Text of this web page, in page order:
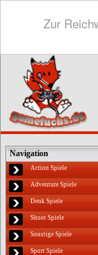
Zur
Navigation
Action Spiele
Adventure Spiele
Denk Spiele
Shoot Spiele
Sonstige Spiele
Sport Spiele